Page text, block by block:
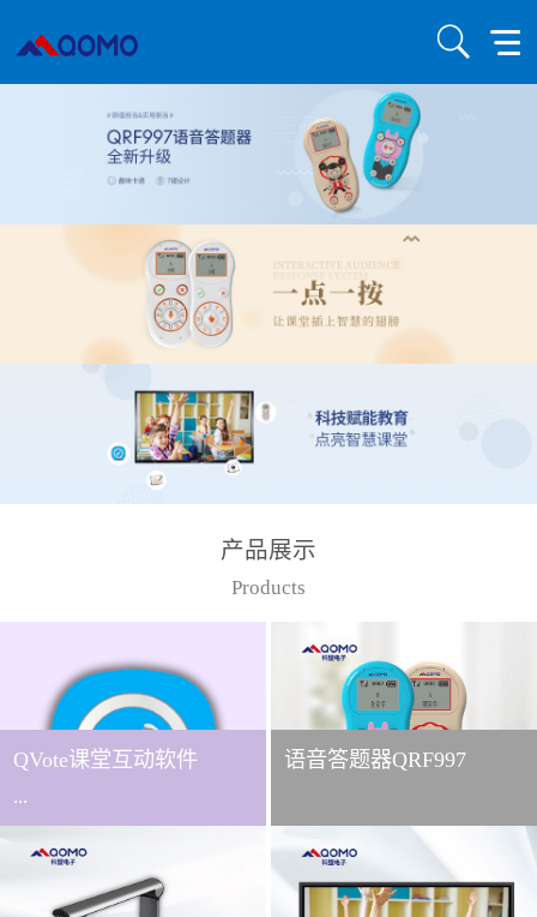
产品展示
Products
QVote课堂互动软件
...
下载QVote授课软件课堂互
语音答题器QRF997